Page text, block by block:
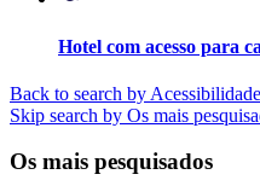
Hotel com acesso para
Back to search by Acessibilidade
Skip search by Os mais
Os mais pesquisados